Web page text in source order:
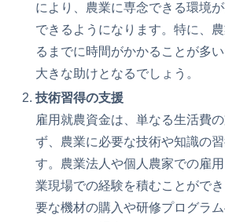
により、農業に専念できる環境
できるようになります。特に、
るまでに時間がかかることが多
大きな助けとなるでしょう。
技術習得の支援
雇用就農資金は、単なる生活費
ず、農業に必要な技術や知識の
す。農業法人や個人農家での雇
業現場での経験を積むことがで
要な機材の購入や研修プログラ